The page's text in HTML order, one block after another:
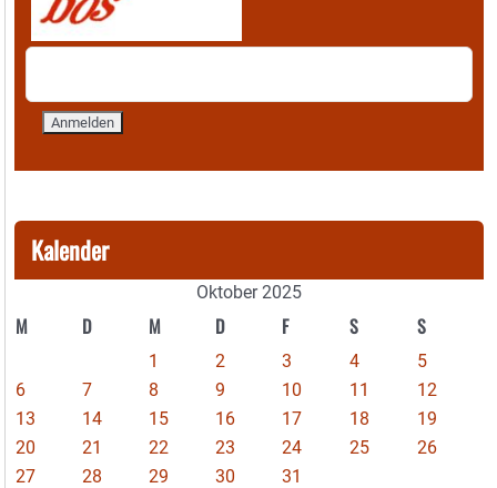
Kalender
Oktober 2025
M D M D F S S
1 2 3 4
5
6
7 8 9 10 11
12
13
14 15 16 17 18
19
20
21 22 23 24 25
26
27
28 29 30
31